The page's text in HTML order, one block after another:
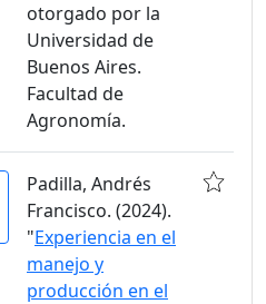
otorgado por la
Universidad de
Buenos Aires.
Facultad de
Agronomía.
Padilla, Andrés
Francisco. (2024).
"Experiencia en el
manejo y
producción en el